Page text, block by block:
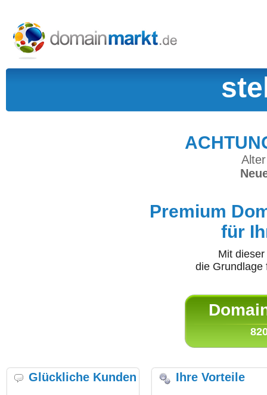
Premium
für
Mit
die
Glückliche Kunden Ihre Vorteile